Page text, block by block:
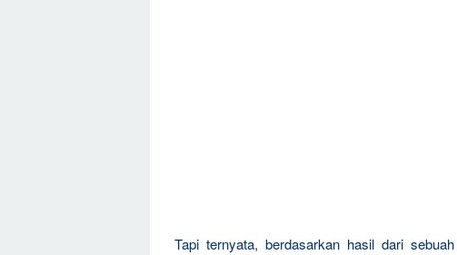
Tapi ternyata, berdasarkan hasil dari